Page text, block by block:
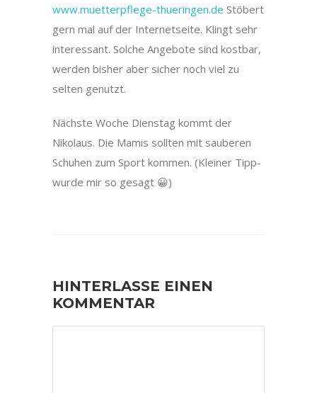
www.muetterpflege-thueringen.de Stöbert
gern mal auf der Internetseite. Klingt sehr
interessant. Solche Angebote sind kostbar,
werden bisher aber sicher noch viel zu
selten genutzt.
Nächste Woche Dienstag kommt der
Nikolaus. Die Mamis sollten mit sauberen
Schuhen zum Sport kommen. (Kleiner Tipp-
wurde mir so gesagt 😀)
HINTERLASSE EINEN
KOMMENTAR